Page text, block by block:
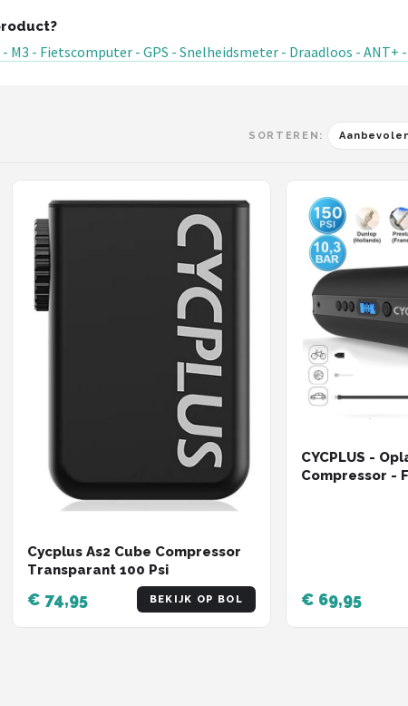
- M3 - Fietscomputer - GPS - Snelheidsmeter - Draadloos - ANT+
SORTEREN:
Cycplus As2 Cube Compressor
Transparant 100 Psi
€ 74,95 BEKIJK OP BOL
CYCPLUS -
Compressor -
€ 69,95